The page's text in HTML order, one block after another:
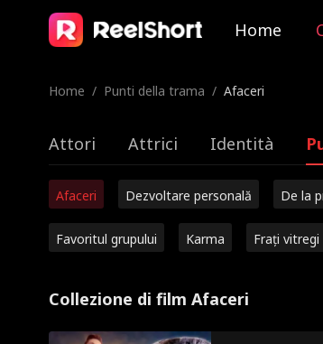
Home
Home / Punti della trama / Afaceri
Attori Attrici Identità
Afaceri Dezvoltare personală De la
Favoritul grupului Karma Frați vitregi
Collezione di film Afaceri